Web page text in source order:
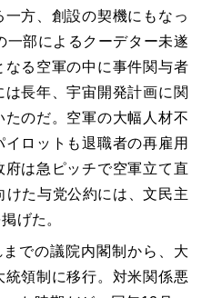
方、創設の契機にもなっ
一部によるクーデター未遂
る空軍の中に事件関与者
長年、宇宙開発計画に関
のだ。空軍の大幅人材不
ロットも退職者の再雇用
は急ピッチで空軍立て直
けた与党公約には、文民主
げた。
での議院内閣制から、大
領制に移行。対米関係悪